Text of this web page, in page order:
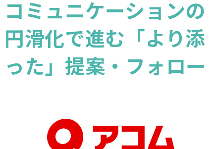
コミュニケーションの
円滑化で進む「より添
った」提案・フォロー